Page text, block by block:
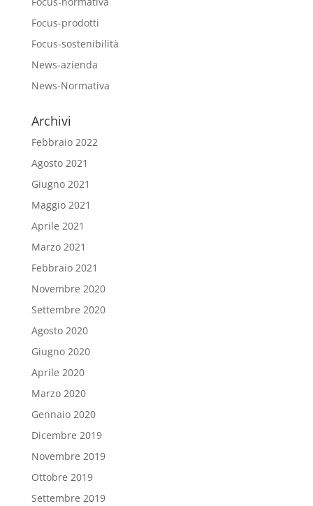
Focus-prodotti
Focus-sostenibilità
News-azienda
News-Normativa
Archivi
Febbraio 2022
Agosto 2021
Giugno 2021
Maggio 2021
Aprile 2021
Marzo 2021
Febbraio 2021
Novembre 2020
Settembre 2020
Agosto 2020
Giugno 2020
Aprile 2020
Marzo 2020
Gennaio 2020
Dicembre 2019
Novembre 2019
Ottobre 2019
Settembre 2019